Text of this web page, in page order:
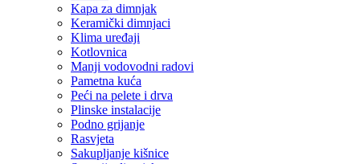
Kapa za dimnjak
Keramički dimnjaci
Klima uređaji
Kotlovnica
Manji vodovodni radovi
Pametna kuća
Peći na pelete i drva
Plinske instalacije
Podno grijanje
Rasvjeta
Sakupljanje kišnice